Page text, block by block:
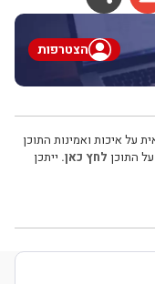
הצטרפות
על איכות ואמינות התוכן
התוכן לחץ כאן. ייתכן